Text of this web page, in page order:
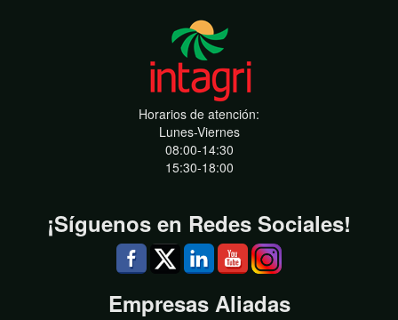
Horarios de atención:
Lunes-Viernes
08:00-14:30
15:30-18:00
¡Síguenos en Redes Sociales!
Empresas Aliadas